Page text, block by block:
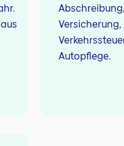
Versicherung,
Autopflege.